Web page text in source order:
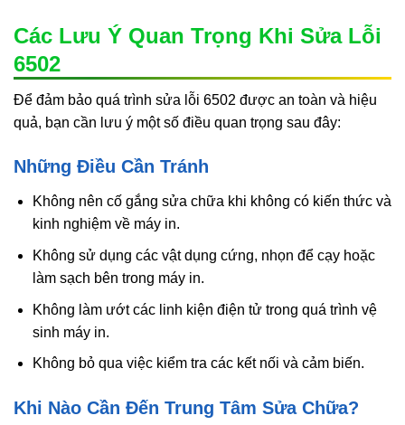
Các Lưu Ý Quan Trọng Khi Sửa Lỗi
6502
Để đảm bảo quá trình sửa lỗi 6502 được an toàn và hiệu
quả, bạn cần lưu ý một số điều quan trọng sau đây:
Những Điều Cần Tránh
Không nên cố gắng sửa chữa khi không có kiến thức và
kinh nghiệm về máy in.
Không sử dụng các vật dụng cứng, nhọn để cạy hoặc
làm sạch bên trong máy in.
Không làm ướt các linh kiện điện tử trong quá trình vệ
sinh máy in.
Không bỏ qua việc kiểm tra các kết nối và cảm biến.
Khi Nào Cần Đến Trung Tâm Sửa Chữa?